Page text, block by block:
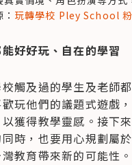
玩轉學校 Pley School
好好玩、自在的學習
觸及過的學生及老師
玩他們的議題式遊戲
獲得教學靈感。接下
時，也要用心規劃屬
教育帶來新的可能性。